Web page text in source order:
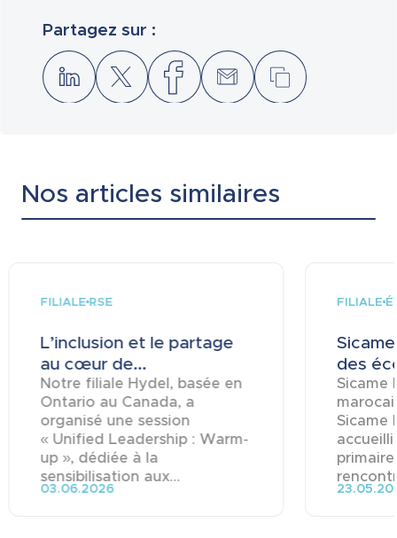
Partagez sur :
Nos articles similaires
FILIALERSE
L’inclusion et le partage
au cœur de...
Notre filiale Hydel, basée en
Ontario au Canada, a
organisé une session
« Unified Leadership : Warm-
up », dédiée à la
sensibilisation aux...
03.06.2026
FILIALE
des
Sicame
Sicame